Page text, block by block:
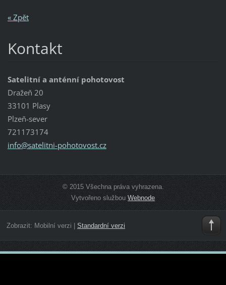
« Zpět
Kontakt
Satelitní a anténní pohotovost
Dražeň 20
33101 Plasy
Plzeň-sever
721173174
info@satelitni-pohotovost.cz
© 2015 Všechna práva vyhrazena.
Vytvořeno službou Webnode
Zobrazit: Mobilní verzi Standardní verzi